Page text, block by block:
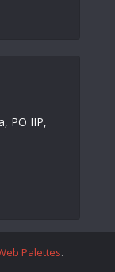
PO IIP,
Palettes.